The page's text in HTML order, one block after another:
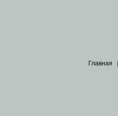
Главная